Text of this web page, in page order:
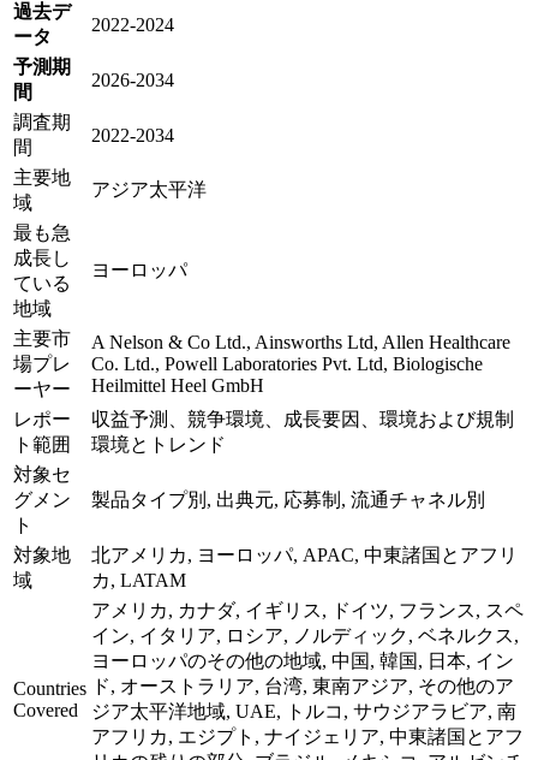
過去デ
ータ
2022-2024
予測期
間
2026-2034
調査期
間
2022-2034
主要地
域
アジア太平洋
最も急
成長し
ている
地域
ヨーロッパ
主要市
場プレ
ーヤー
A Nelson & Co Ltd., Ainsworths Ltd, Allen Healthcare
Co. Ltd., Powell Laboratories Pvt. Ltd, Biologische
Heilmittel Heel GmbH
レポー
ト範囲
収益予測、競争環境、成長要因、環境および規制
環境とトレンド
対象セ
グメン
ト
製品タイプ別, 出典元, 応募制, 流通チャネル別
対象地
域
北アメリカ, ヨーロッパ, APAC, 中東諸国とアフリ
カ, LATAM
Countries
Covered
アメリカ, カナダ, イギリス, ドイツ, フランス, スペ
イン, イタリア, ロシア, ノルディック, ベネルクス,
ヨーロッパのその他の地域, 中国, 韓国, 日本, イン
ド, オーストラリア, 台湾, 東南アジア, その他のア
ジア太平洋地域, UAE, トルコ, サウジアラビア, 南
アフリカ, エジプト, ナイジェリア, 中東諸国とアフ